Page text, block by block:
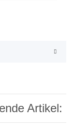
Artikel: